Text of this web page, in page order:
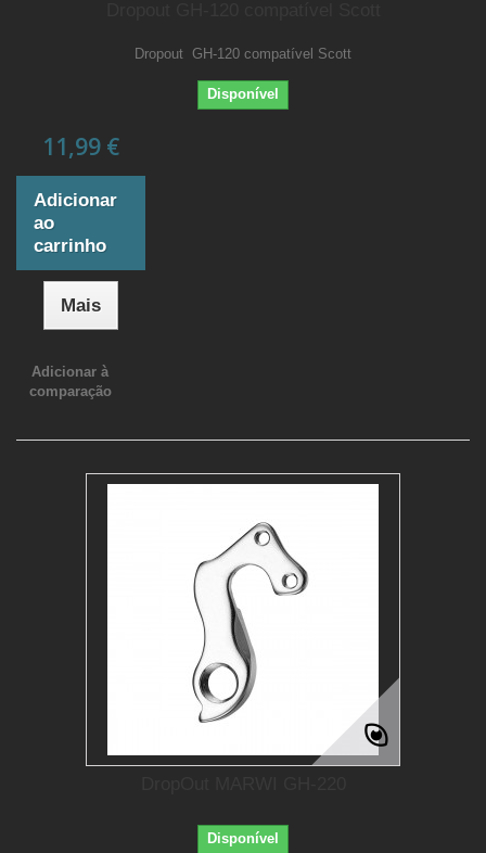
Dropout GH-120 compatível Scott
Disponível
11,99 €
Adicionar
ao
carrinho
Mais
Adicionar à
comparação
Disponível